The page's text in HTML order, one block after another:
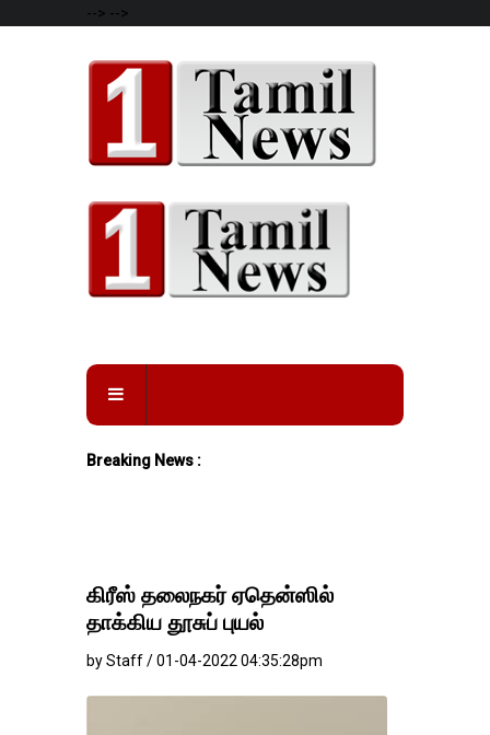
--> -->
Breaking News :
கிரீஸ் தலைநகர் ஏதென்ஸில்
தாக்கிய தூசுப் புயல்
by Staff / 01-04-2022 04:35:28pm